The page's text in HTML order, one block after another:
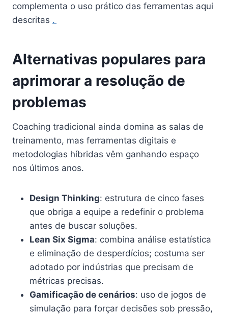
complementa o uso prático das ferramentas aqui
descritas .
Alternativas populares para
aprimorar a resolução de
problemas
Coaching tradicional ainda domina as salas de
treinamento, mas ferramentas digitais e
metodologias híbridas vêm ganhando espaço
nos últimos anos.
Design Thinking: estrutura de cinco fases
que obriga a equipe a redefinir o problema
antes de buscar soluções.
Lean Six Sigma: combina análise estatística
e eliminação de desperdícios; costuma ser
adotado por indústrias que precisam de
métricas precisas.
Gamificação de cenários: uso de jogos de
simulação para forçar decisões sob pressão,